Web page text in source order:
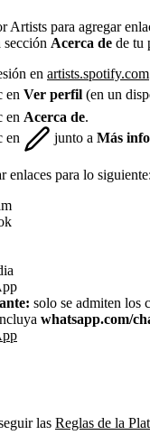
Artists para agregar
sección Acerca de de tu
en artists.spotify.com
en Ver perfil (en un
en Acerca de.
en
junto a Más
enlaces para lo siguiente:
solo se admiten los
whatsapp.com/
las Reglas de la